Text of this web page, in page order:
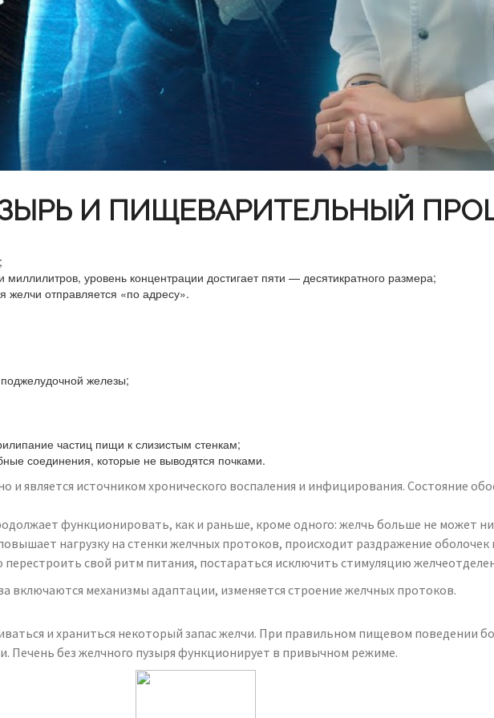
И ПИЩЕВАРИТЕЛЬНЫЙ
уровень концентрации достигает пяти — десятикратного размера;
отправляется «по адресу».
железы;
частиц пищи к слизистым стенкам;
соединения, которые не выводятся почками.
и является источником хронического воспаления и инфицирования. Состояние
функционировать, как и раньше, кроме одного: желчь больше не может
нагрузку на стенки желчных протоков, происходит раздражение
свой ритм питания, постараться исключить стимуляцию
включаются механизмы адаптации, изменяется строение желчных протоков.
и храниться некоторый запас желчи. При правильном пищевом поведении
Печень без желчного пузыря функционирует в привычном режиме.